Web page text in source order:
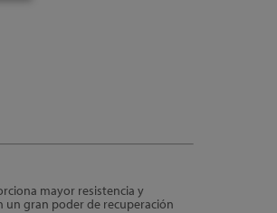
mayor resistencia y
un gran poder de recuperación